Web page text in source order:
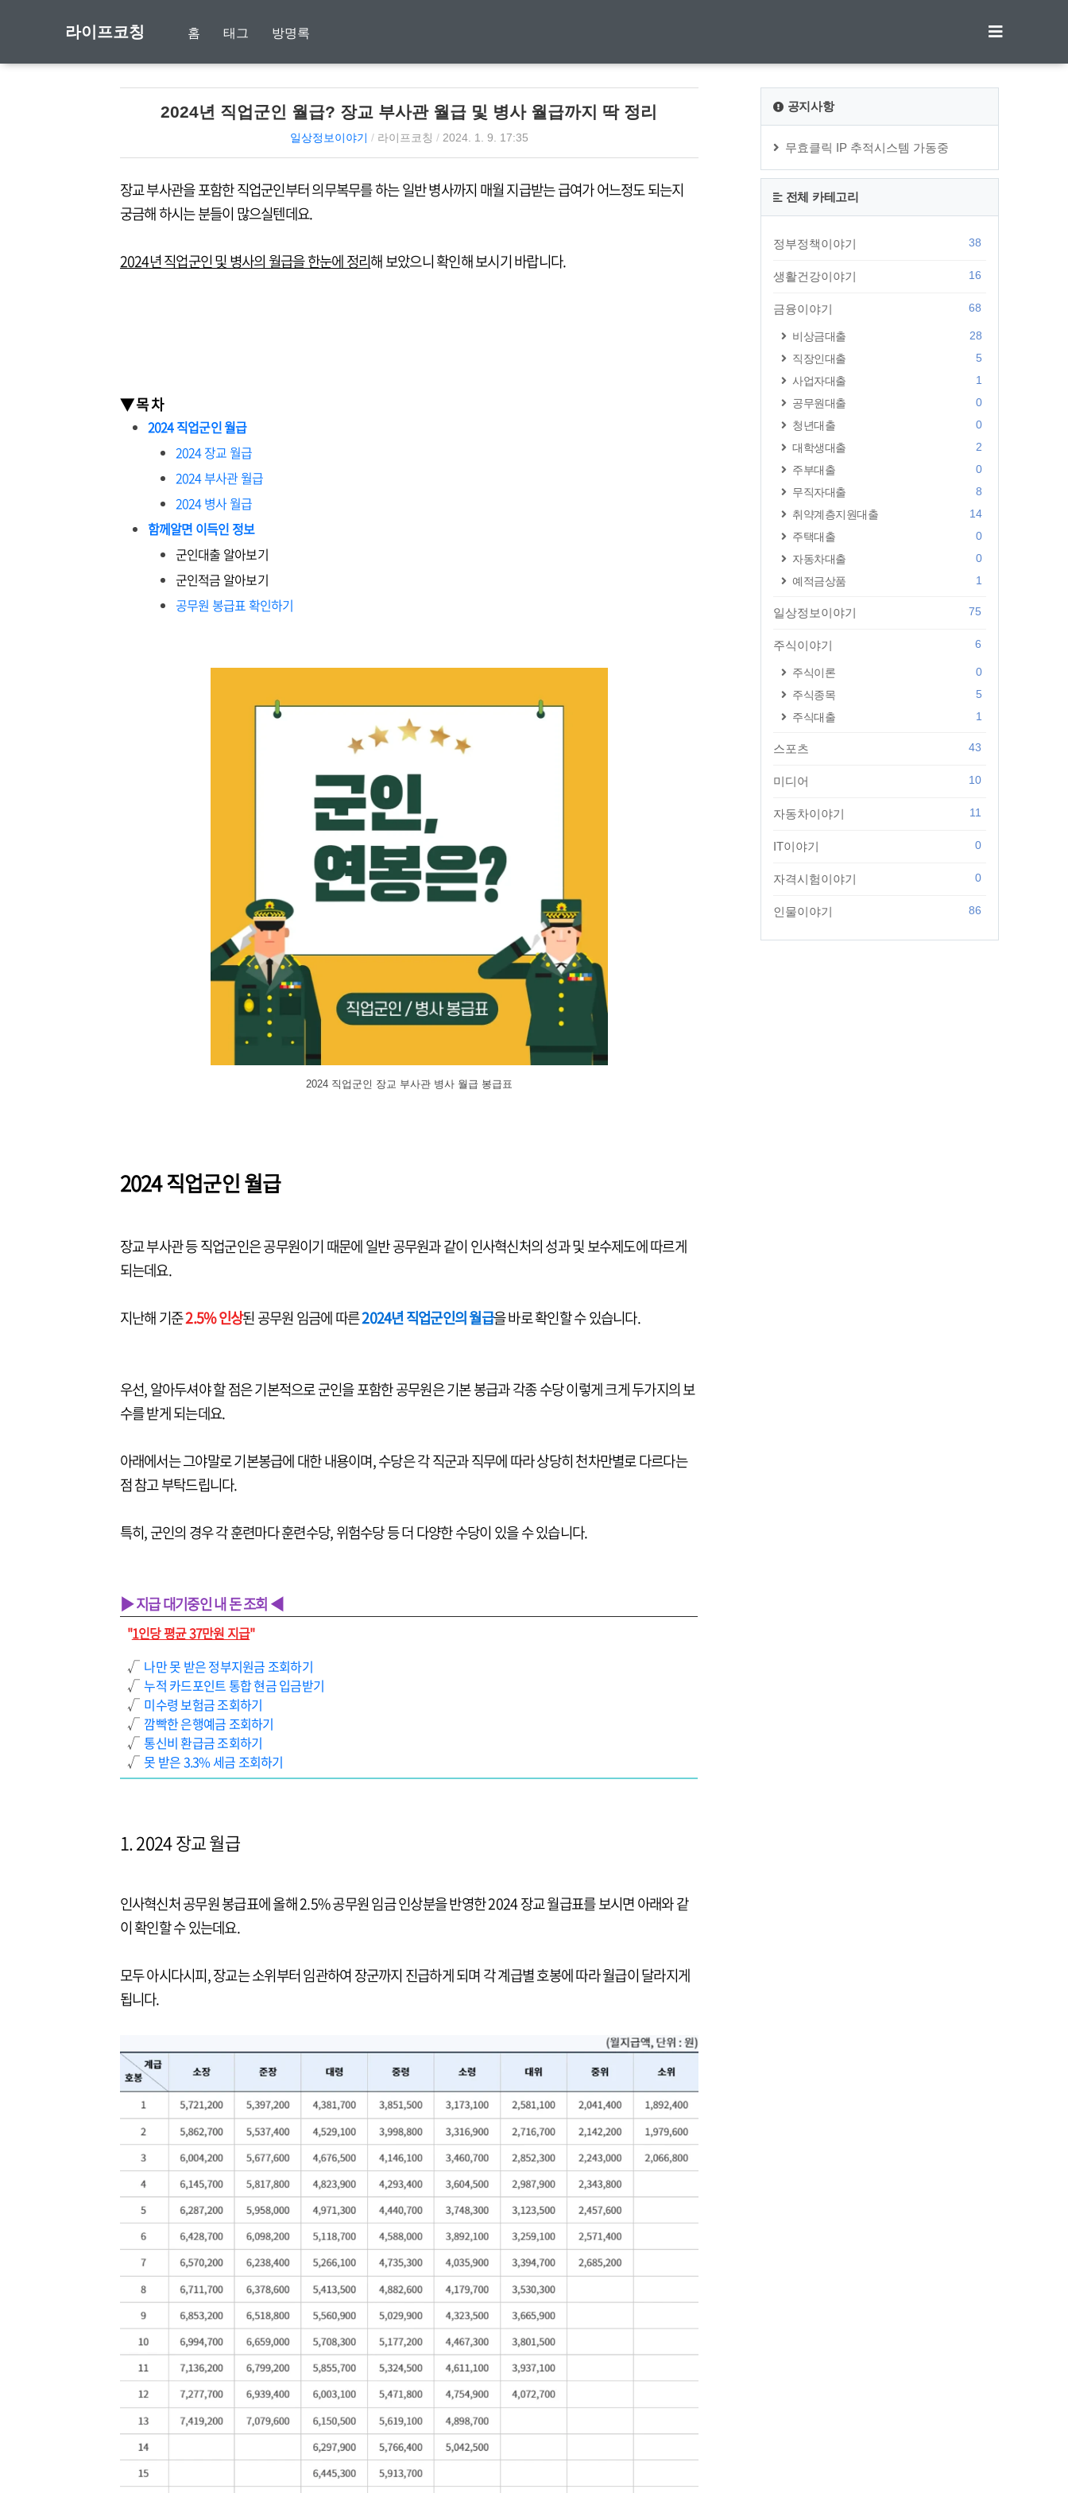
라이프코칭 홈 태그 방명록
2024년 직업군인 월급? 장교 부사관 월급 및 병사 월급까지 딱 정리
일상정보이야기 / 라이프코칭 / 2024. 1. 9. 17:35
장교 부사관을 포함한 직업군인부터 의무복무를 하는 일반 병사까지 매월 지급받는 급여가 어느정도 되는지
궁금해 하시는 분들이 많으실텐데요.
2024년 직업군인 및 병사의 월급을 한눈에 정리해 보았으니 확인해 보시기 바랍니다.
▼ 목 차
2024 직업군인 월급
2024 장교 월급
2024 부사관 월급
2024 병사 월급
함께알면 이득인 정보
군인대출 알아보기
군인적금 알아보기
공무원 봉급표 확인하기
2024 직업군인 장교 부사관 병사 월급 봉급표
2024 직업군인 월급
장교 부사관 등 직업군인은 공무원이기 때문에 일반 공무원과 같이 인사혁신처의 성과 및 보수제도에 따르게
되는데요.
지난해 기준2.5% 인상된 공무원 임금에 따른2024년 직업군인의 월급을 바로 확인할 수 있습니다.
우선, 알아두셔야 할 점은 기본적으로 군인을 포함한 공무원은 기본 봉급과 각종 수당 이렇게 크게 두가지의 보
수를 받게 되는데요.
아래에서는 그야말로 기본봉급에 대한 내용이며, 수당은 각 직군과 직무에 따라 상당히 천차만별로 다르다는
점 참고 부탁드립니다.
특히, 군인의 경우 각 훈련마다 훈련수당, 위험수당 등 더 다양한 수당이 있을 수 있습니다.
▶ 지급 대기중인 내 돈 조회 ◀
"1인당 평균 37만원 지급"
√ 나만 못 받은 정부지원금 조회하기
√누적 카드포인트 통합 현금 입금받기
√ 미수령 보험금 조회하기
√ 깜빡한 은행예금 조회하기
√통신비 환급금 조회하기
√못 받은 3.3% 세금 조회하기
1. 2024 장교 월급
인사혁신처 공무원 봉급표에 올해 2.5% 공무원 임금 인상분을 반영한 2024 장교 월급표를 보시면 아래와 같
이 확인할 수 있는데요.
모두 아시다시피, 장교는 소위부터 임관하여 장군까지 진급하게 되며 각 계급별 호봉에 따라 월급이 달라지게
됩니다.
공지사항
무효클릭 IP 추적시스템 가동중
전체 카테고리
정부정책이야기 38
생활건강이야기 16
금융이야기 68
비상금대출
28
직장인대출
5
사업자대출
1
공무원대출
0
청년대출
0
대학생대출
2
주부대출
0
무직자대출
8
취약계층지원대출
14
주택대출
0
자동차대출
0
예적금상품
1
일상정보이야기 75
주식이야기 6
주식이론
0
주식종목
5
주식대출
1
스포츠 43
미디어 10
자동차이야기 11
IT이야기 0
자격시험이야기 0
인물이야기 86